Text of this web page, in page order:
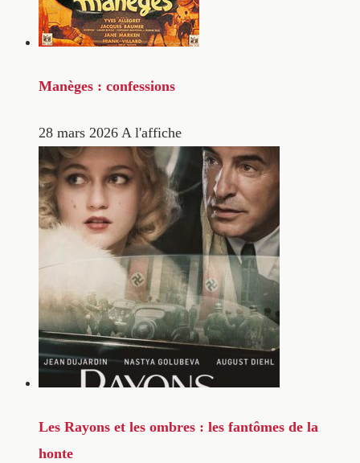
Manèges : confessions
28 mars 2026 A l'affiche
Les Rayons et les ombres : les fantômes de la
honte